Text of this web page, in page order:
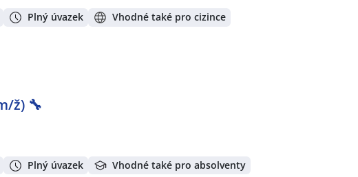
Plný úvazek Vhodné také pro cizince
ž) 🔧
Plný úvazek Vhodné také pro absolventy